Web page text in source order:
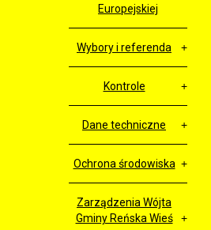
Europejskiej
Wybory i referenda
Kontrole
Dane techniczne
Ochrona środowiska
Zarządzenia Wójta
Gminy Reńska Wieś